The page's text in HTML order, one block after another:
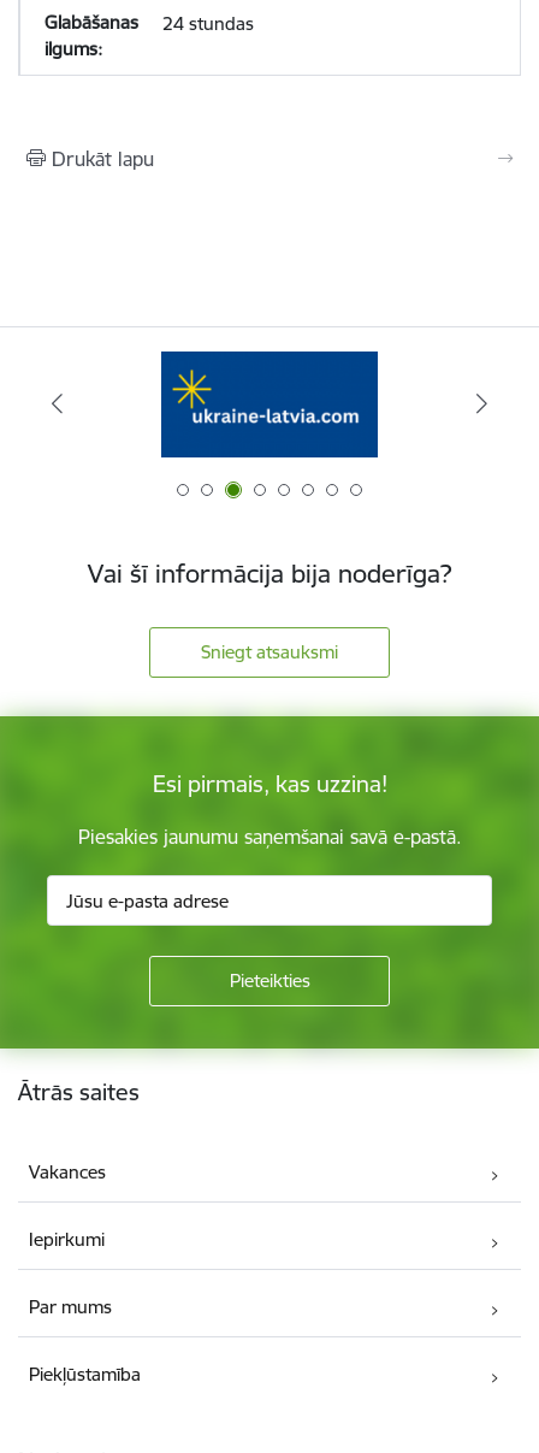
24 stundas
Drukāt lapu
Vai šī informācija bija noderīga?
Sniegt atsauksmi
Esi pirmais, kas uzzina!
Piesakies jaunumu saņemšanai savā e-pastā.
Kājene
Ātrās saites
Vakances
Iepirkumi
Par mums
Piekļūstamība